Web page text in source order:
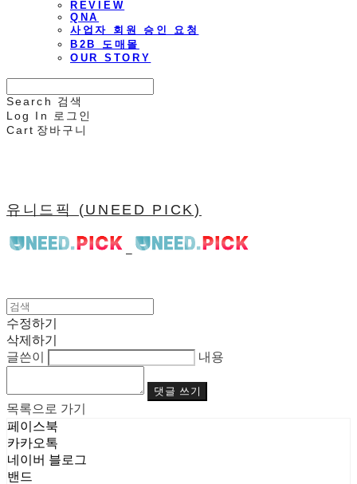
REVIEW
QNA
사업자 회원 승인 요청
B2B 도매몰
OUR STORY
Search
검색
Log In
로그인
Cart 장바구니
유니드픽 (UNEED PICK)
수정하기
삭제하기
글쓴이
내용
댓글 쓰기
목록으로 가기
페이스북
카카오톡
네이버 블로그
밴드